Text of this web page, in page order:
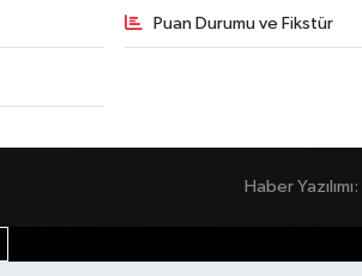
Puan Durumu ve Fikstür
Haber Yazılımı: